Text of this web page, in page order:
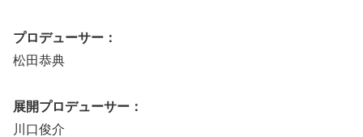
プロデューサー：
松田恭典
展開プロデューサー：
川口俊介